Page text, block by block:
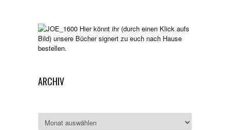
Hier könnt ihr (durch einen Klick aufs
Bild) unsere Bücher signert zu euch nach Hause
bestellen.
ARCHIV